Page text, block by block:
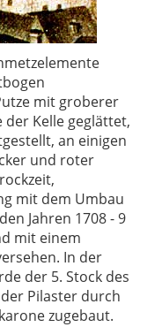
mit groberer
Kelle geglättet,
an einigen
und roter
mit dem Umbau
Jahren 1708 - 9
mit einem
In der
der 5. Stock des
Pilaster durch
zugebaut.